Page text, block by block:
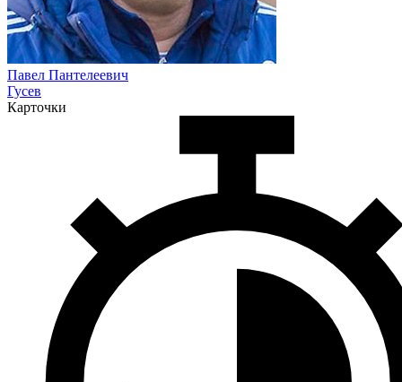
Павел Пантелеевич
Гусев
Карточки